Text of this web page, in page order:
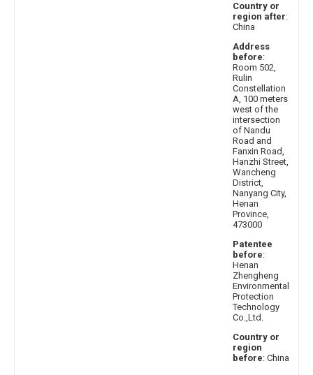
Country or
region after:
China
Address
before:
Room 502,
Rulin
Constellation
A, 100 meters
west of the
intersection
of Nandu
Road and
Fanxin Road,
Hanzhi Street,
Wancheng
District,
Nanyang City,
Henan
Province,
473000
Patentee
before:
Henan
Zhengheng
Environmental
Protection
Technology
Co.,Ltd.
Country or
region
before: China